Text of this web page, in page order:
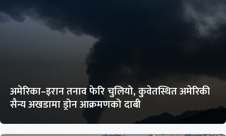
अमेरिका–इरान तनाव फेरि चुलियो, कुवेतस्थित अमेरिकी
सैन्य अखडामा ड्रोन आक्रमणको दाबी